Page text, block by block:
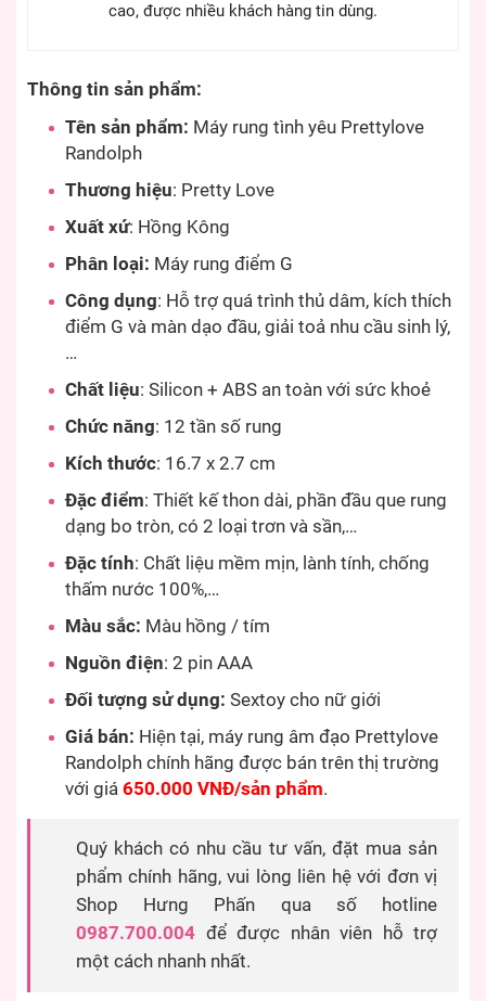
cao, được nhiều khách hàng tin dùng.
Thông tin sản phẩm:
Tên sản phẩm: Máy rung tình yêu Prettylove
Randolph
Thương hiệu: Pretty Love
Xuất xứ: Hồng Kông
Phân loại: Máy rung điểm G
Công dụng: Hỗ trợ quá trình thủ dâm, kích thích
điểm G và màn dạo đầu, giải toả nhu cầu sinh lý,
…
Chất liệu: Silicon + ABS an toàn với sức khoẻ
Chức năng: 12 tần số rung
Kích thước: 16.7 x 2.7 cm
Đặc điểm: Thiết kế thon dài, phần đầu que rung
dạng bo tròn, có 2 loại trơn và sần,…
Đặc tính: Chất liệu mềm mịn, lành tính, chống
thấm nước 100%,…
Màu sắc: Màu hồng / tím
Nguồn điện: 2 pin AAA
Đối tượng sử dụng: Sextoy cho nữ giới
Giá bán: Hiện tại, máy rung âm đạo Prettylove
Randolph chính hãng được bán trên thị trường
với giá 650.000 VNĐ/sản phẩm.
Quý khách có nhu cầu tư vấn, đặt mua sản
phẩm chính hãng, vui lòng liên hệ với đơn vị
Shop Hưng Phấn qua số hotline
0987.700.004 để được nhân viên hỗ trợ
một cách nhanh nhất.